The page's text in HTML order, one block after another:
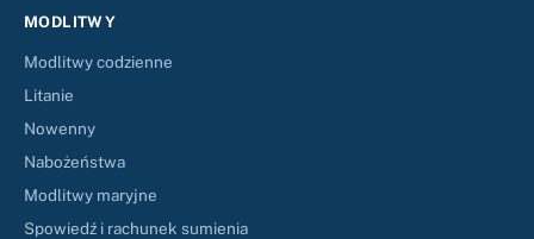
MODLITWY
Modlitwy codzienne
Litanie
Nowenny
Nabożeństwa
Modlitwy maryjne
Spowiedź i rachunek sumienia